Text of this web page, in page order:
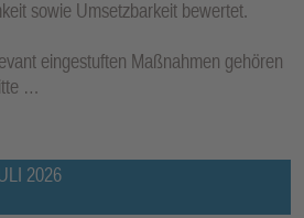
sowie Umsetzbarkeit bewertet.
eingestuften Maßnahmen gehören
…
2026